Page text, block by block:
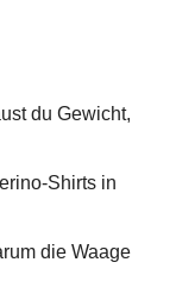
du Gewicht,
Shirts in
die Waage